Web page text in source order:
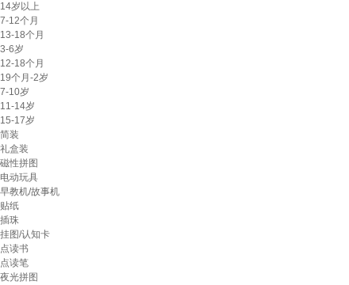
14岁以上
7-12个月
13-18个月
3-6岁
12-18个月
19个月-2岁
7-10岁
11-14岁
15-17岁
简装
礼盒装
磁性拼图
电动玩具
早教机/故事机
贴纸
插珠
挂图/认知卡
点读书
点读笔
夜光拼图